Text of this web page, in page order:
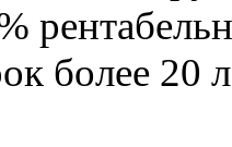
более 20